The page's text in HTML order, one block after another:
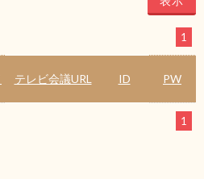
1
テレビ会議URL ID PW
1